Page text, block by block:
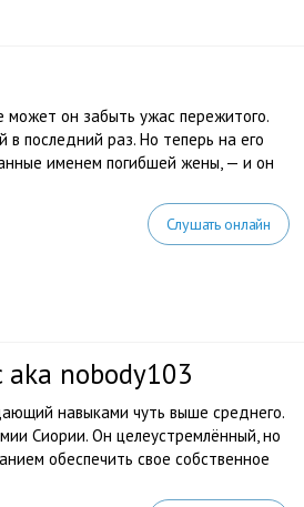
может он забыть ужас пережитого.
в последний раз. Но теперь на его
именем погибшей жены, — и он
Слушать онлайн
nobody103
навыками чуть выше среднего.
Сиории. Он целеустремлённый, но
обеспечить свое собственное